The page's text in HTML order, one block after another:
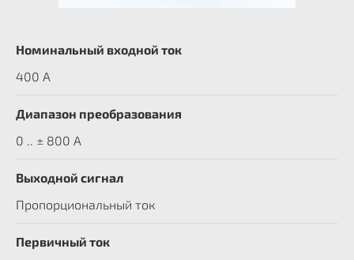
Номинальный входной ток
400 A
Диапазон преобразования
0 .. ± 800 А
Выходной сигнал
Пропорциональный ток
Первичный ток